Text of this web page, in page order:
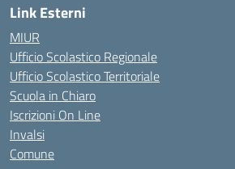
Link Esterni
MIUR
Ufficio Scolastico Regionale
Ufficio Scolastico Territoriale
Scuola in Chiaro
Iscrizioni On Line
Invalsi
Comune